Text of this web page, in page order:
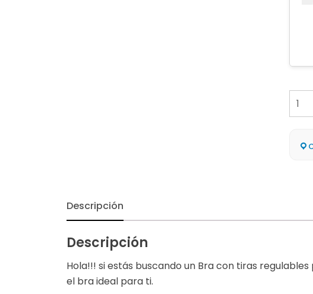
Pack
Joy
Bra
Descripción
Descripción
Hola!!! si estás buscando un Bra con tiras
el bra ideal para ti.